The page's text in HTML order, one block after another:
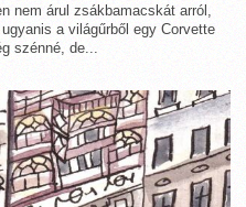
nem árul zsákbamacskát arról,
a világűrből egy Corvette
szénné, de...